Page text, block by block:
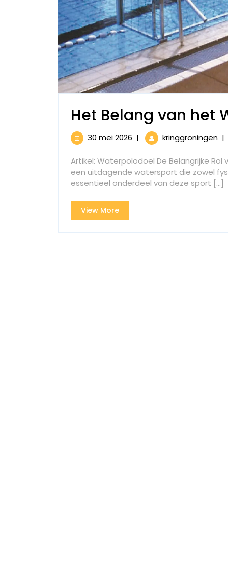
Het Belang van het
30 mei 2026 30
2026
| kringgroningen |
Artikel: Waterpolodoel De Belangrijke
een uitdagende watersport die zowel
essentieel onderdeel van deze sport [...]
View MoreView
More